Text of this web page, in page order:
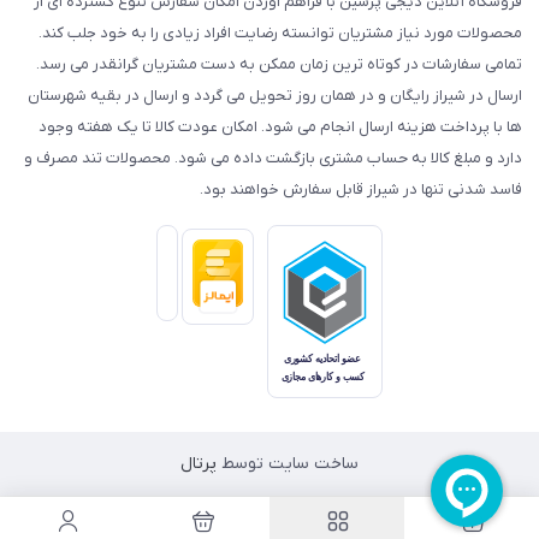
محصولات مورد نیاز مشتریان توانسته رضایت افراد زیادی را به خود جلب کند.
تمامی سفارشات در کوتاه ترین زمان ممکن به دست مشتریان گرانقدر می رسد.
ارسال در شیراز رایگان و در همان روز تحویل می گردد و ارسال در بقیه شهرستان
ها با پرداخت هزینه ارسال انجام می شود. امکان عودت کالا تا یک هفته وجود
دارد و مبلغ کالا به حساب مشتری بازگشت داده می شود. محصولات تند مصرف و
فاسد شدنی تنها در شیراز قابل سفارش خواهند بود.
ساخت سایت توسط پرتال